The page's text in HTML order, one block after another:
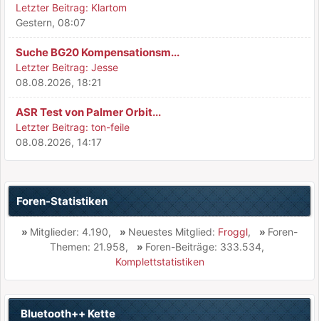
Letzter Beitrag: Klartom
Gestern, 08:07
Suche BG20 Kompensationsm...
Letzter Beitrag: Jesse
08.08.2026, 18:21
ASR Test von Palmer Orbit...
Letzter Beitrag: ton-feile
08.08.2026, 14:17
Foren-Statistiken
» Mitglieder: 4.190, » Neuestes Mitglied: Froggl, » Foren-
Themen: 21.958, » Foren-Beiträge: 333.534,
Komplettstatistiken
Bluetooth++ Kette